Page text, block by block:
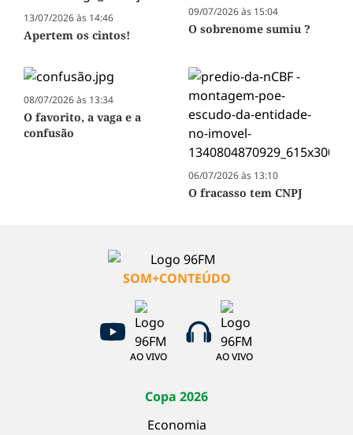
13/07/2026 às 14:46
Apertem os cintos!
09/07/2026 às 15:04
O sobrenome sumiu ?
08/07/2026 às 13:34
O favorito, a vaga e a
confusão
06/07/2026 às 13:10
O fracasso tem CNPJ
SOM+CONTEÚDO
AO VIVO AO VIVO
Copa 2026
Economia